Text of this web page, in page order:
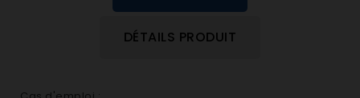
DÉTAILS PRODUIT